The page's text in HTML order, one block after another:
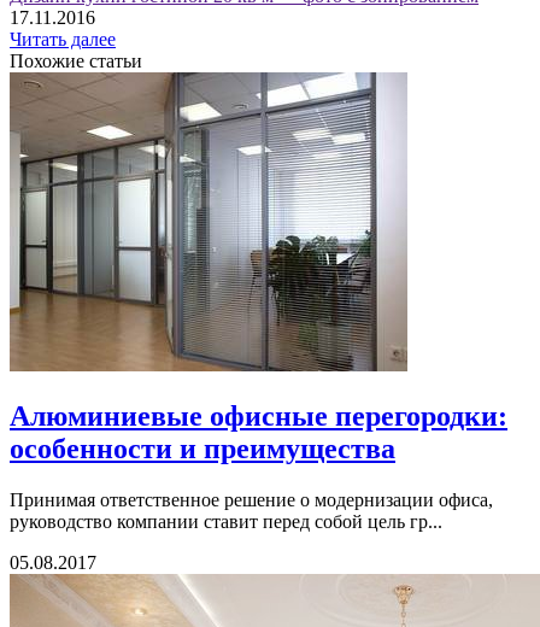
17.11.2016
Читать далее
Похожие статьи
Алюминиевые офисные перегородки:
особенности и преимущества
Принимая ответственное решение о модернизации офиса,
руководство компании ставит перед собой цель гр...
05.08.2017